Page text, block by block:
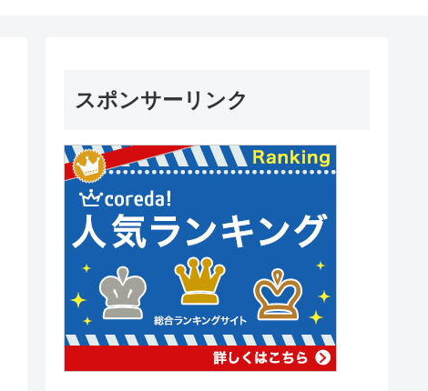
スポンサーリンク